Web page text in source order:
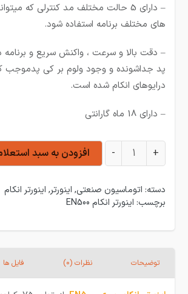
– دارای 5 حالت مختلف مد کنترلی که
های مختلف برنامه استفاده شود.
– دقت بالا و سرعت ، واکنش سریع و
پد جداشونده و وجود ولوم بر کی پدموجب
درایوهای انکام شده است.
– دارای 18 ماه گارانتی
اینورتر ورودی سه فاز انکام 250 کیلووات سری EN500 مدل EN500-4T2500G عدد
+
- افزودن به سبد
دسته: اتوماسیون صنعتی, اینورتر, اینورتر انکام
برچسب: اینورتر انکام EN500
توضیحات نظرات (0) فایل ها